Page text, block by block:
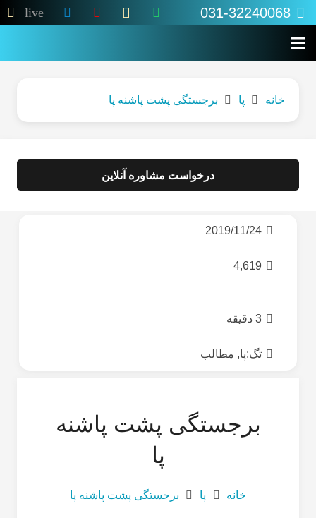
031-32240068
live_tv
خانه پا برجستگی پشت پاشنه پا
درخواست مشاوره آنلاین
2019/11/24
4,619
3 دقیقه
تگ:پا, مطالب
برجستگی پشت پاشنه
پا
خانه پا برجستگی پشت پاشنه پا